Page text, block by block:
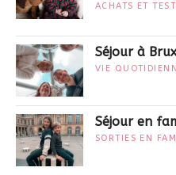
ACHATS ET
Séjour à
VIE
Séjour en
SORTIES EN